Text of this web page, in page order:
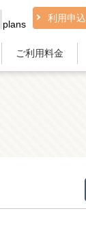
plans
利用申込
ご利用料金